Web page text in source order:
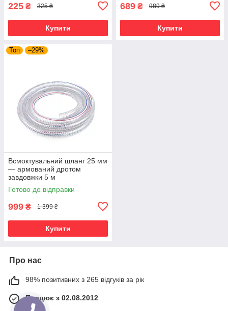
225 ₴ 325 ₴
Купити
689 ₴ 989 ₴
Купити
Топ –29%
Всмоктувальний шланг 25 мм
— армований дротом
завдовжки 5 м
Готово до відправки
999 ₴ 1 399 ₴
Купити
Про нас
98% позитивних з 265 відгуків за рік
Працює з 02.08.2012